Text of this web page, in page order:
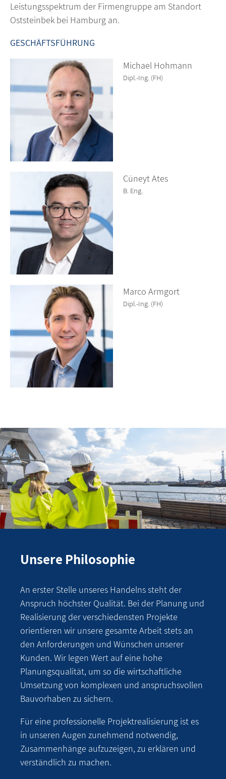
Leistungsspektrum der Firmengruppe am Standort
Oststeinbek bei Hamburg an.
GESCHÄFTSFÜHRUNG
Michael Hohmann
Dipl.-Ing. (FH)
Cüneyt Ates
B. Eng.
Marco Armgort
Dipl.-Ing. (FH)
Unsere Philosophie
An erster Stelle unseres Handelns steht der
Anspruch höchster Qualität. Bei der Planung und
Realisierung der verschiedensten Projekte
orientieren wir unsere gesamte Arbeit stets an
den Anforderungen und Wünschen unserer
Kunden. Wir legen Wert auf eine hohe
Planungsqualität, um so die wirtschaftliche
Umsetzung von komplexen und anspruchsvollen
Bauvorhaben zu sichern.
Für eine professionelle Projektrealisierung ist es
in unseren Augen zunehmend notwendig,
Zusammenhänge aufzuzeigen, zu erklären und
verständlich zu machen.